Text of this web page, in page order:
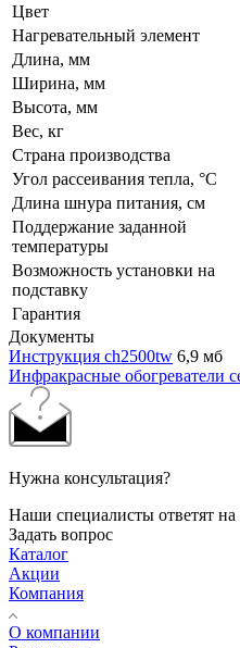
Цвет
Нагревательный элемент
Длина, мм
Ширина, мм
Высота, мм
Вес, кг
Страна производства
Угол рассеивания тепла, °C
Длина шнура питания, см
Поддержание заданной
температуры
Возможность установки на
подставку
Гарантия
Документы
Инструкция ch2500tw 6,9 мб
Инфракрасные обогреватели
Нужна консультация?
Наши специалисты ответят
Задать вопрос
Каталог
Акции
Компания
О компании